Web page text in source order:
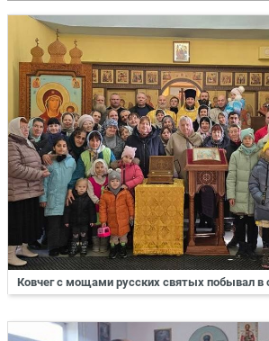
Ковчег с мощами русских святых побывал в